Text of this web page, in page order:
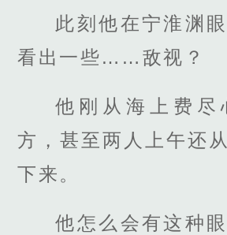
此刻他在宁淮渊
看出一些……敌视？
他刚从海上费尽
方，甚至两人上午还
下来。
他怎么会有这种